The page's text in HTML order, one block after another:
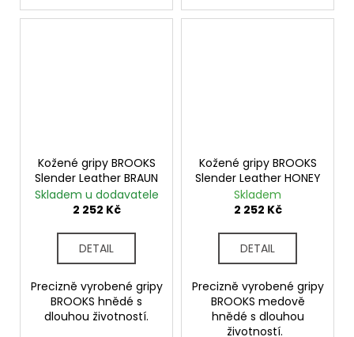
Kožené gripy BROOKS
Slender Leather BRAUN
Skladem u dodavatele
2 252 Kč
DETAIL
Precizně vyrobené gripy
BROOKS hnědé s
dlouhou životností.
Kožené gripy BROOKS
Slender Leather HONEY
Skladem
2 252 Kč
DETAIL
Precizně vyrobené gripy
BROOKS medově
hnědé s dlouhou
životností.